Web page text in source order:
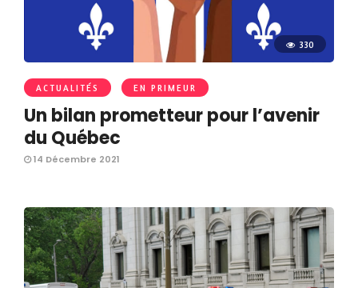
330
ACTUALITÉS EN PRIMEUR
Un bilan prometteur pour l’avenir
du Québec
14 Décembre 2021